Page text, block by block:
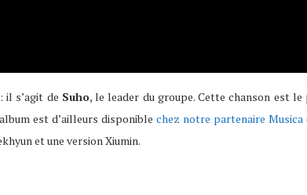
il s’agit de Suho, le leader du groupe. Cette chanson est le
est d’ailleurs disponible chez notre partenaire Musica
et une version Xiumin.